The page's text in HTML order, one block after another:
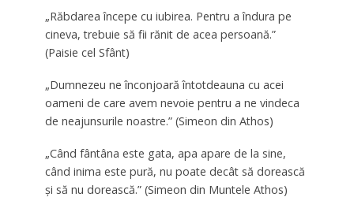
„Răbdarea începe cu iubirea. Pentru a îndura pe
cineva, trebuie să fii rănit de acea persoană.”
(Paisie cel Sfânt)
„Dumnezeu ne înconjoară întotdeauna cu acei
oameni de care avem nevoie pentru a ne vindeca
de neajunsurile noastre.” (Simeon din Athos)
„Când fântâna este gata, apa apare de la sine,
când inima este pură, nu poate decât să dorească
și să nu dorească.” (Simeon din Muntele Athos)